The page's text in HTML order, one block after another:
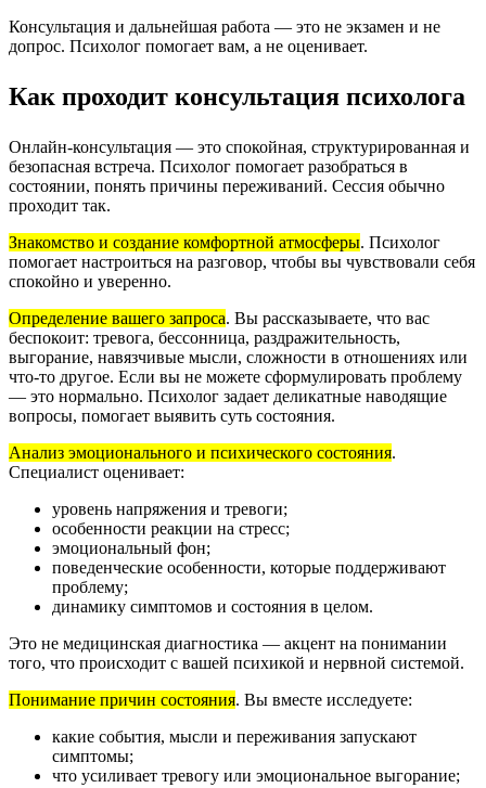
Консультация и дальнейшая работа — это не экзамен и не
допрос. Психолог помогает вам, а не оценивает.
Как проходит консультация психолога
Онлайн-консультация — это спокойная, структурированная и
безопасная встреча. Психолог помогает разобраться в
состоянии, понять причины переживаний. Сессия обычно
проходит так.
Знакомство и создание комфортной атмосферы. Психолог
помогает настроиться на разговор, чтобы вы чувствовали себя
спокойно и уверенно.
Определение вашего запроса. Вы рассказываете, что вас
беспокоит: тревога, бессонница, раздражительность,
выгорание, навязчивые мысли, сложности в отношениях или
что-то другое. Если вы не можете сформулировать проблему
— это нормально. Психолог задает деликатные наводящие
вопросы, помогает выявить суть состояния.
Анализ эмоционального и психического состояния.
Специалист оценивает:
уровень напряжения и тревоги;
особенности реакции на стресс;
эмоциональный фон;
поведенческие особенности, которые поддерживают
проблему;
динамику симптомов и состояния в целом.
Это не медицинская диагностика — акцент на понимании
того, что происходит с вашей психикой и нервной системой.
Понимание причин состояния. Вы вместе исследуете:
какие события, мысли и переживания запускают
симптомы;
что усиливает тревогу или эмоциональное выгорание;